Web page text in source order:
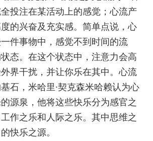
投注在某活动上的感觉；心流产
的兴奋及充实感。简单点说，心
件事物中，感觉不到时间的流
态。在这个状态中，注意力会高
界干扰，并让你乐在其中。心流
石，米哈里·契克森米哈赖认为心
源泉，他将这些快乐分为感官之
作之乐和人际之乐。其中思维之
快乐之源。